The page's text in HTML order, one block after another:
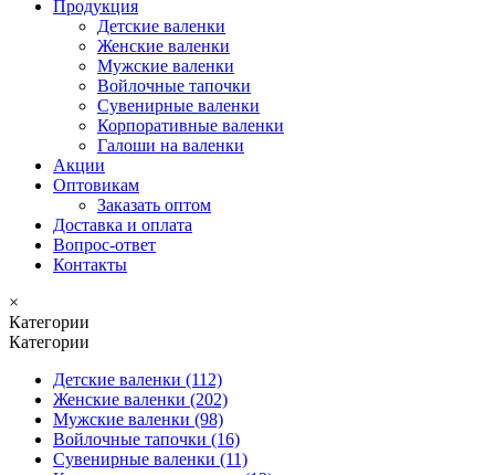
Продукция
Детские валенки
Женские валенки
Мужские валенки
Войлочные тапочки
Сувенирные валенки
Корпоративные валенки
Галоши на валенки
Акции
Оптовикам
Заказать оптом
Доставка и оплата
Вопрос-ответ
Контакты
×
Категории
Категории
Детские валенки (112)
Женские валенки (202)
Мужские валенки (98)
Войлочные тапочки (16)
Сувенирные валенки (11)